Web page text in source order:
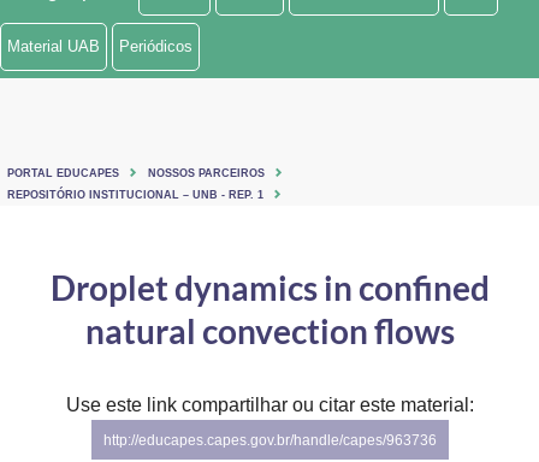
Ministério de Minas e Energia
Ministério do Turismo
Controladoria-Geral da União
Secretaria-Geral
Material UAB Periódicos
PORTAL EDUCAPES
NOSSOS PARCEIROS
REPOSITÓRIO INSTITUCIONAL – UNB - REP. 1
Droplet dynamics in confined
natural convection flows
Use este link compartilhar ou citar este material:
http://educapes.capes.gov.br/handle/capes/963736